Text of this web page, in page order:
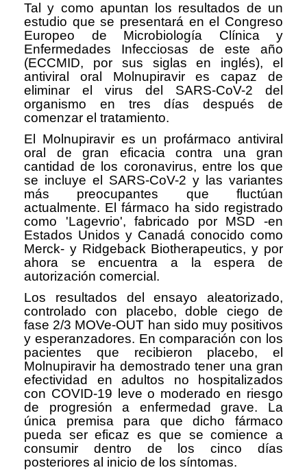
Tal y como apuntan los resultados de un
estudio que se presentará en el Congreso
Europeo de Microbiología Clínica y
Enfermedades Infecciosas de este año
(ECCMID, por sus siglas en inglés), el
antiviral oral Molnupiravir es capaz de
eliminar el virus del SARS-CoV-2 del
organismo en tres días después de
comenzar el tratamiento.
El Molnupiravir es un profármaco antiviral
oral de gran eficacia contra una gran
cantidad de los coronavirus, entre los que
se incluye el SARS-CoV-2 y las variantes
más preocupantes que fluctúan
actualmente. El fármaco ha sido registrado
como 'Lagevrio', fabricado por MSD -en
Estados Unidos y Canadá conocido como
Merck- y Ridgeback Biotherapeutics, y por
ahora se encuentra a la espera de
autorización comercial.
Los resultados del ensayo aleatorizado,
controlado con placebo, doble ciego de
fase 2/3 MOVe-OUT han sido muy positivos
y esperanzadores. En comparación con los
pacientes que recibieron placebo, el
Molnupiravir ha demostrado tener una gran
efectividad en adultos no hospitalizados
con COVID-19 leve o moderado en riesgo
de progresión a enfermedad grave. La
única premisa para que dicho fármaco
pueda ser eficaz es que se comience a
consumir dentro de los cinco días
posteriores al inicio de los síntomas.